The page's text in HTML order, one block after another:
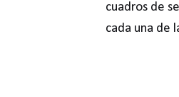
cuadros de
cada una de